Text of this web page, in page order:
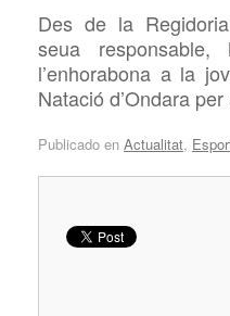
Des de la
seua
l’enhorabona a la
Natació d’Ondara
Publicado en Actualitat,